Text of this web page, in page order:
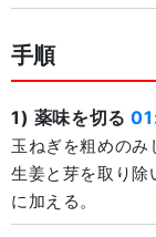
手順
1) 薬味を切る
玉ねぎを粗めのみ
生姜と芽を取り除
に加える。